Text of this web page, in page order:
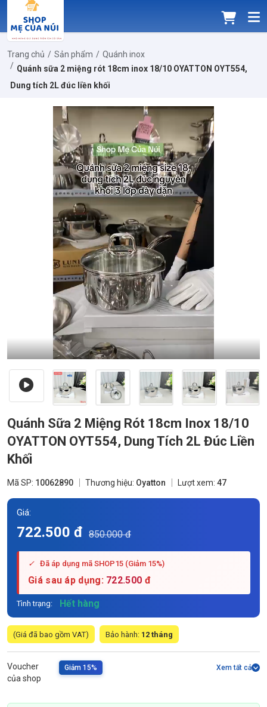
Trang chủ Sản phẩm
Quánh inox
Quánh sữa 2 miệng rót 18cm inox 18/10 OYATTON OYT554,
Dung tích 2L đúc liền khối
Quánh Sữa 2 Miệng Rót 18cm Inox 18/10
OYATTON OYT554, Dung Tích 2L Đúc Liền
Khối
Mã SP: 10062890 Thương hiệu: Oyatton Lượt xem: 47
Giá:
722.500 đ 850.000 đ
✓ Đã áp dụng mã SHOP15 (Giảm 15%)
Giá sau áp dụng: 722.500 đ
Tình trạng: Hết hàng
(Giá đã bao gồm VAT) Bảo hành: 12 tháng
Voucher
của shop
Giảm 15% Xem tất cả